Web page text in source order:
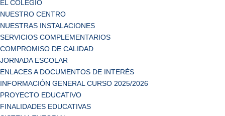
EL COLEGIO
NUESTRO CENTRO
NUESTRAS INSTALACIONES
SERVICIOS COMPLEMENTARIOS
COMPROMISO DE CALIDAD
JORNADA ESCOLAR
ENLACES A DOCUMENTOS DE INTERÉS
INFORMACIÓN GENERAL CURSO 2025/2026
PROYECTO EDUCATIVO
FINALIDADES EDUCATIVAS